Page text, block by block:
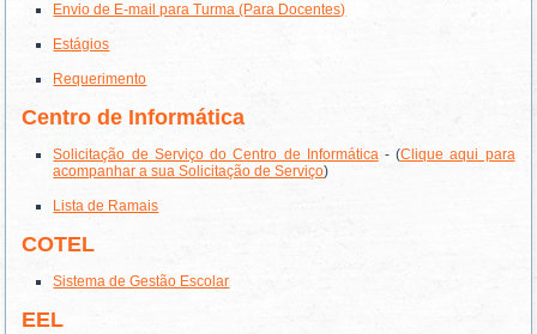
Envio de E-mail para Turma (Para Docentes)
Estágios
Requerimento
Centro de Informática
Solicitação de Serviço do Centro de Informática- (Clique aqui para
acompanhar a sua Solicitação de Serviço)
Lista de Ramais
COTEL
Sistema de Gestão Escolar
EEL